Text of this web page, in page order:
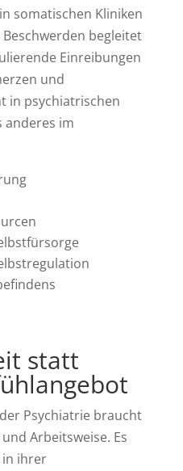
somatischen Kliniken
begleitet
Einreibungen
und
in psychiatrischen
anderes im
statt
Psychiatrie braucht
Arbeitsweise. Es
in ihrer